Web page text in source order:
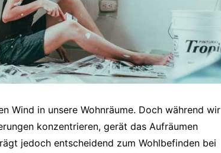
Wind in unsere Wohnräume. Doch während wir
konzentrieren, gerät das Aufräumen
jedoch entscheidend zum Wohlbefinden bei